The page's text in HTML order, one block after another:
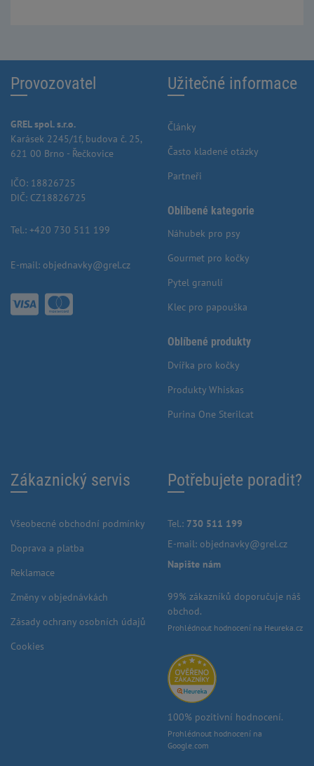
Provozovatel
GREL spol. s.r.o.
Karásek 2245/1f, budova č. 25,
621 00 Brno - Řečkovice
IČO: 18826725
DIČ: CZ18826725
Tel.: +420 730 511 199
E-mail: objednavky@grel.cz
Užitečné informace
Články
Často kladené otázky
Partneři
Oblíbené kategorie
Náhubek pro psy
Gourmet pro kočky
Pytel granulí
Klec pro papouška
Oblíbené produkty
Dvířka pro kočky
Produkty Whiskas
Purina One Sterilcat
Zákaznický servis
Všeobecné obchodní podmínky
Doprava a platba
Reklamace
Změny v objednávkách
Zásady ochrany osobních údajů
Cookies
Potřebujete poradit?
Tel.: 730 511 199
E-mail: objednavky@grel.cz
Napište nám
99% zákazníků doporučuje náš
obchod.
Prohlédnout hodnocení na Heureka.cz
100% pozitivní hodnocení.
Prohlédnout hodnocení na
Google.com